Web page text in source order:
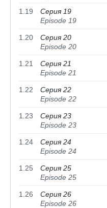
1.19
Серия 19
Episode 19
1.20
Серия 20
Episode 20
1.21
Серия 21
Episode 21
1.22
Серия 22
Episode 22
1.23
Серия 23
Episode 23
1.24
Серия 24
Episode 24
1.25
Серия 25
Episode 25
1.26
Серия 26
Episode 26